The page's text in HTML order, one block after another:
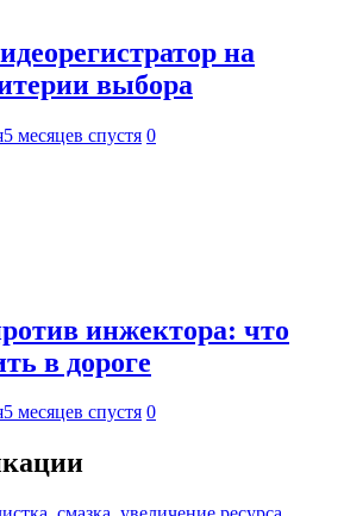
на
выбора
5 месяцев спустя 0
инжектора: что
в дороге
5 месяцев спустя 0